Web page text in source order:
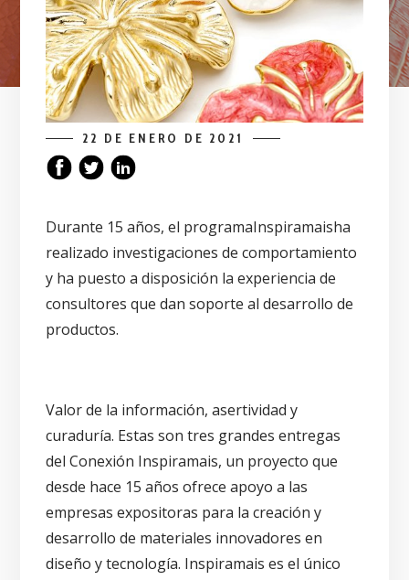
22 DE ENERO DE 2021
Durante 15 años, el programaInspiramaisha
realizado investigaciones de comportamiento
y ha puesto a disposición la experiencia de
consultores que dan soporte al desarrollo de
productos.
Valor de la información, asertividad y
curaduría. Estas son tres grandes entregas
del Conexión Inspiramais, un proyecto que
desde hace 15 años ofrece apoyo a las
empresas expositoras para la creación y
desarrollo de materiales innovadores en
diseño y tecnología. Inspiramais es el único